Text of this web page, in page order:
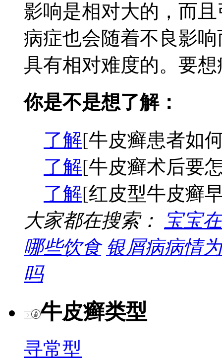
影响是相对大的，而
病症也会随着不良影
具有相对难度的。要
你是不是想了解：
了解[牛皮癣患者如
了解[牛皮癣术后要
了解[红皮型牛皮癣
大家都在搜索：
宝宝
哪些饮食 银屑病病情
吗
牛皮癣类型
寻常型